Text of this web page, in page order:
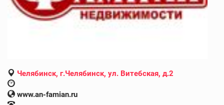
Челябинск, г.Челябинск, ул. Витебская, д.2
www.an-famian.ru